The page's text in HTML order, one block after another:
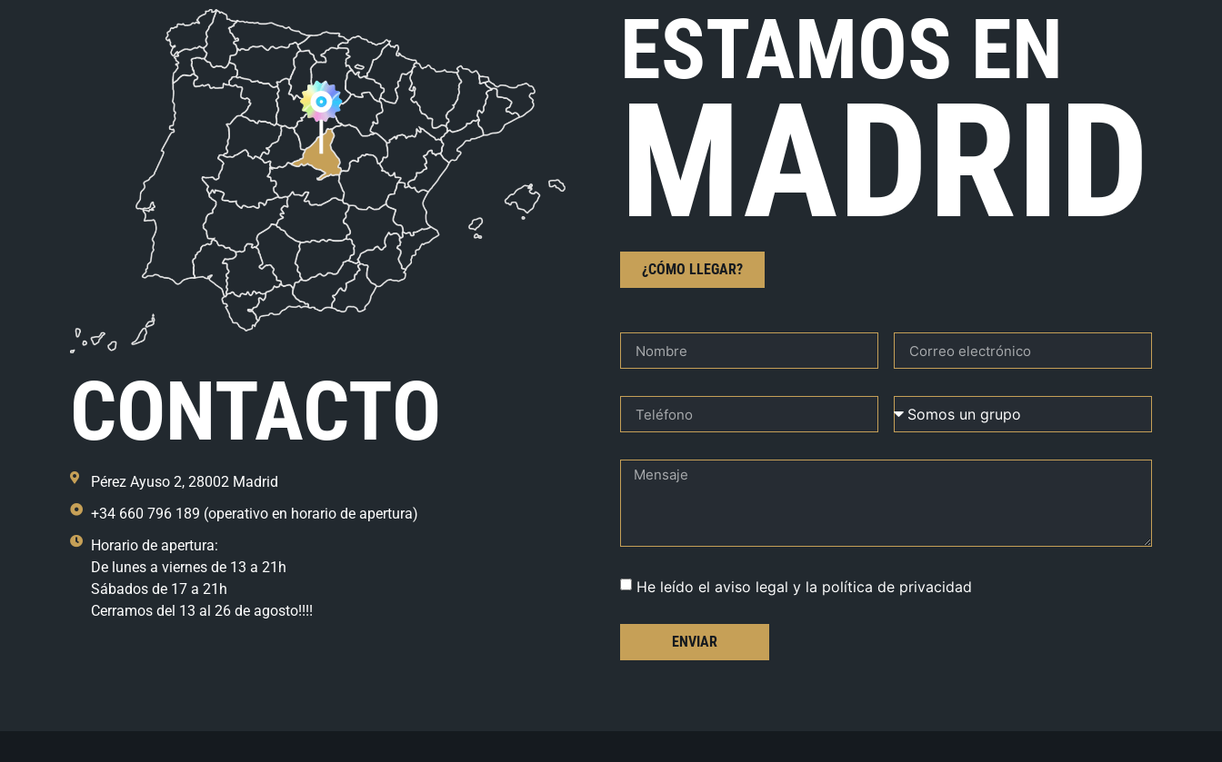
CONTACTO
Pérez Ayuso 2, 28002 Madrid
+34 660 796 189 (operativo en horario de apertura)
Horario de apertura:
De lunes a viernes de 13 a 21h
Sábados de 17 a 21h
Cerramos del 13 al 26 de agosto!!!!
ESTAMOS EN
MADRID
¿CÓMO LLEGAR?
He leído el aviso legal y la política de privacidad
ENVIAR